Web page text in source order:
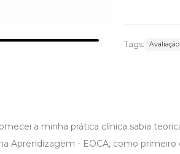
Tags:
a minha prática clínica sabia
Aprendizagem - EOCA, como